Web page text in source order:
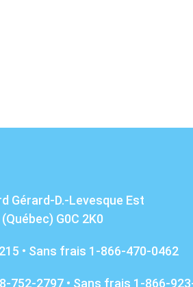
Gérard-D.-Levesque Est
G0C 2K0
• Sans frais 1-866-470-0462
752-2797 • Sans frais 1-866-